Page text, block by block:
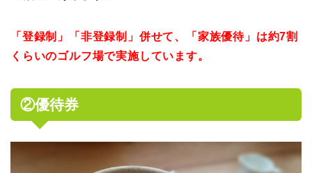
「登録制」「非登録制」併せて、「家族優待」は約7割
くらいのゴルフ場で実施しています。
②優待券